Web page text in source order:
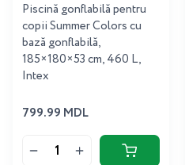
Piscină gonflabilă pentru
copii Summer Colors cu
bază gonflabilă,
185×180×53 cm, 460 L,
Intex
799.99 MDL